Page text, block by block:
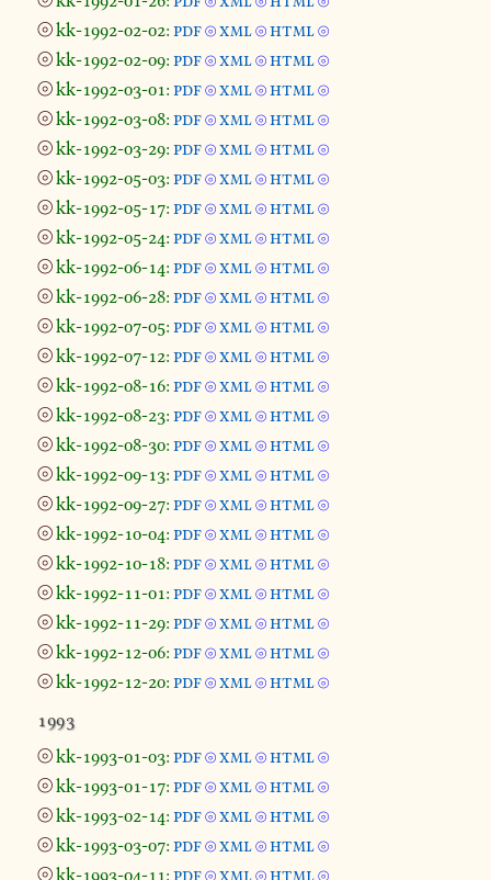
⦾kk-1992-02-02: pdf ⦾ xml ⦾ html ⦾
⦾kk-1992-02-09: pdf ⦾ xml ⦾ html ⦾
⦾kk-1992-03-01: pdf ⦾ xml ⦾ html ⦾
⦾kk-1992-03-08: pdf ⦾ xml ⦾ html ⦾
⦾kk-1992-03-29: pdf ⦾ xml ⦾ html ⦾
⦾kk-1992-05-03: pdf ⦾ xml ⦾ html ⦾
⦾kk-1992-05-17: pdf ⦾ xml ⦾ html ⦾
⦾kk-1992-05-24: pdf ⦾ xml ⦾ html ⦾
⦾kk-1992-06-14: pdf ⦾ xml ⦾ html ⦾
⦾kk-1992-06-28: pdf ⦾ xml ⦾ html ⦾
⦾kk-1992-07-05: pdf ⦾ xml ⦾ html ⦾
⦾kk-1992-07-12: pdf ⦾ xml ⦾ html ⦾
⦾kk-1992-08-16: pdf ⦾ xml ⦾ html ⦾
⦾kk-1992-08-23: pdf ⦾ xml ⦾ html ⦾
⦾kk-1992-08-30: pdf ⦾ xml ⦾ html ⦾
⦾kk-1992-09-13: pdf ⦾ xml ⦾ html ⦾
⦾kk-1992-09-27: pdf ⦾ xml ⦾ html ⦾
⦾kk-1992-10-04: pdf ⦾ xml ⦾ html ⦾
⦾kk-1992-10-18: pdf ⦾ xml ⦾ html ⦾
⦾kk-1992-11-01: pdf ⦾ xml ⦾ html ⦾
⦾kk-1992-11-29: pdf ⦾ xml ⦾ html ⦾
⦾kk-1992-12-06: pdf ⦾ xml ⦾ html ⦾
⦾kk-1992-12-20: pdf ⦾ xml ⦾ html ⦾
1993
⦾kk-1993-01-03: pdf ⦾ xml ⦾ html ⦾
⦾kk-1993-01-17: pdf ⦾ xml ⦾ html ⦾
⦾kk-1993-02-14: pdf ⦾ xml ⦾ html ⦾
⦾kk-1993-03-07: pdf ⦾ xml ⦾ html ⦾
⦾kk-1993-04-11: pdf ⦾ xml ⦾ html ⦾